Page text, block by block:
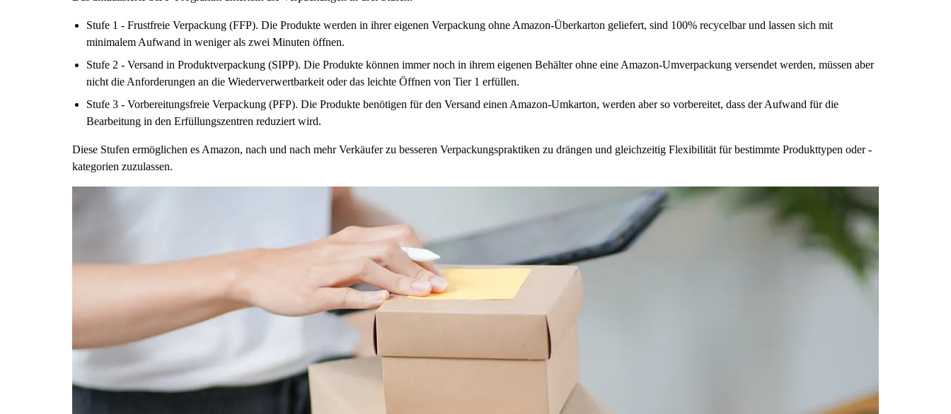
Stufe 1 - Frustfreie Verpackung (FFP). Die Produkte werden in ihrer eigenen Verpackung ohne Amazon-Überkarton geliefert, sind 100% recycelbar und lassen sich mit
minimalem Aufwand in weniger als zwei Minuten öffnen.
Stufe 2 - Versand in Produktverpackung (SIPP). Die Produkte können immer noch in ihrem eigenen Behälter ohne eine Amazon-Umverpackung versendet werden, müssen aber
nicht die Anforderungen an die Wiederverwertbarkeit oder das leichte Öffnen von Tier 1 erfüllen.
Stufe 3 - Vorbereitungsfreie Verpackung (PFP). Die Produkte benötigen für den Versand einen Amazon-Umkarton, werden aber so vorbereitet, dass der Aufwand für die
Bearbeitung in den Erfüllungszentren reduziert wird.
Diese Stufen ermöglichen es Amazon, nach und nach mehr Verkäufer zu besseren Verpackungspraktiken zu drängen und gleichzeitig Flexibilität für bestimmte Produkttypen oder -
kategorien zuzulassen.